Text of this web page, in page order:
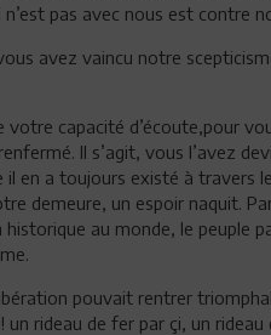
pas avec nous est contre
avez vaincu notre
capacité d’écoute,pour
Il s’agit, vous l’avez
il en a toujours existé à travers
demeure, un espoir naquit.
au monde, le peuple
pouvait rentrer
un rideau de fer par çi, un